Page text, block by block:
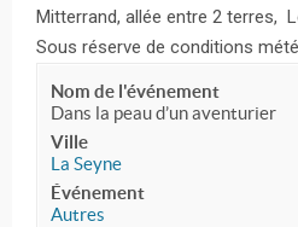
Mitterrand, allée entre 2 terres,
Sous réserve de conditions
Nom de l'événement
Dans la peau d’un aventurier
Ville
La Seyne
Événement
Autres